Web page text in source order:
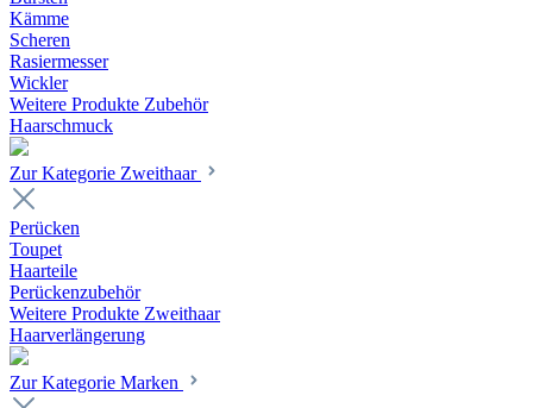
Kämme
Scheren
Rasiermesser
Wickler
Weitere Produkte Zubehör
Haarschmuck
Zur Kategorie Zweithaar
Perücken
Toupet
Haarteile
Perückenzubehör
Weitere Produkte Zweithaar
Haarverlängerung
Zur Kategorie Marken